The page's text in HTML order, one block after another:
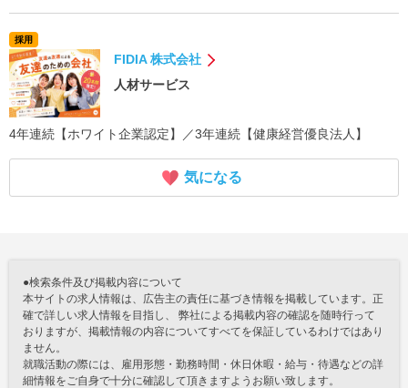
採用
FIDIA 株式会社
人材サービス
4年連続【ホワイト企業認定】／3年連続【健康経営優良法人】
気になる
●検索条件及び掲載内容について
本サイトの求人情報は、広告主の責任に基づき情報を掲載しています。正
確で詳しい求人情報を目指し、 弊社による掲載内容の確認を随時行って
おりますが、掲載情報の内容についてすべてを保証しているわけではあり
ません。
就職活動の際には、雇用形態・勤務時間・休日休暇・給与・待遇などの詳
細情報をご自身で十分に確認して頂きますようお願い致します。